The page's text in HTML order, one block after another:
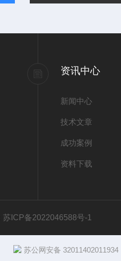
资讯中心
新闻中心
技术文章
成功案例
资料下载
苏ICP备2022046588号-1
苏公网安备 32011402011934